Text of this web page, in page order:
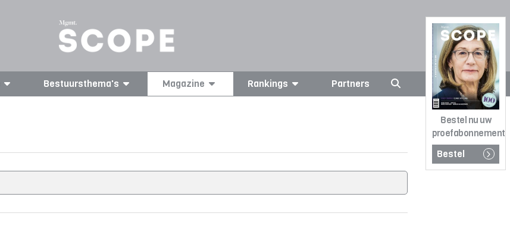
Bestel nu uw
proefabonnement
Bestel
Bestuursthema's Magazine Rankings Partners